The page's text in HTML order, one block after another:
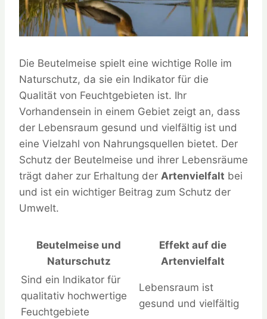
Die Beutelmeise spielt eine wichtige Rolle im
Naturschutz, da sie ein Indikator für die
Qualität von Feuchtgebieten ist. Ihr
Vorhandensein in einem Gebiet zeigt an, dass
der Lebensraum gesund und vielfältig ist und
eine Vielzahl von Nahrungsquellen bietet. Der
Schutz der Beutelmeise und ihrer Lebensräume
trägt daher zur Erhaltung der Artenvielfalt bei
und ist ein wichtiger Beitrag zum Schutz der
Umwelt.
Beutelmeise und
Naturschutz
Effekt auf die
Artenvielfalt
Sind ein Indikator für
qualitativ hochwertige
Feuchtgebiete
Lebensraum ist
gesund und vielfältig